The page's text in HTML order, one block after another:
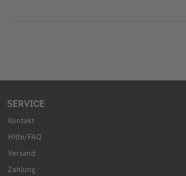
SERVICE
Kontakt
Hilfe/FAQ
Versand
Zahlung